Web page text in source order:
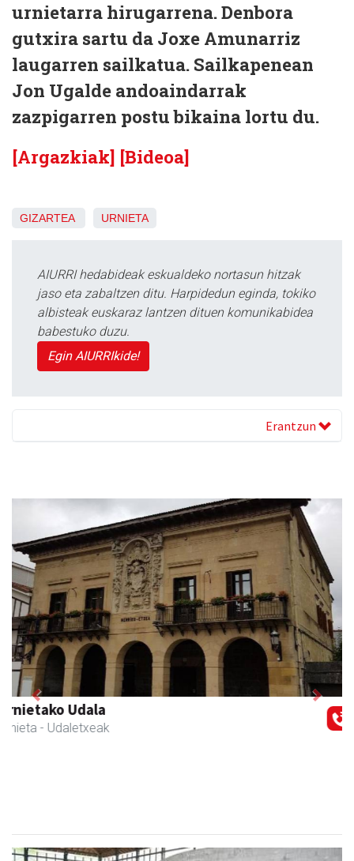
urnietarra hirugarrena. Denbora
gutxira sartu da Joxe Amunarriz
laugarren sailkatua. Sailkapenean
Jon Ugalde andoaindarrak
zazpigarren postu bikaina lortu du.
[Argazkiak] [Bideoa]
GIZARTEA URNIETA
AIURRI hedabideak eskualdeko nortasun hitzak
jaso eta zabaltzen ditu. Harpidedun eginda, tokiko
albisteak euskaraz lantzen dituen komunikabidea
babestuko duzu.
Egin AIURRIkide!
Erantzun
Previous Next